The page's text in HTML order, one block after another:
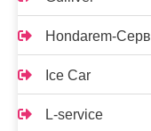
Hondarem-
Ice Car
L-service